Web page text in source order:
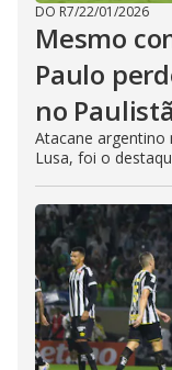
DO R7/22/01/2026
Mesmo
Paulo
no
Atacane argentino
Lusa, foi o